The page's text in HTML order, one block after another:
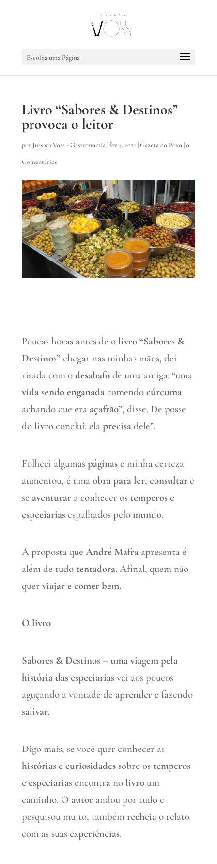
Escolha uma Página
Livro “Sabores & Destinos”
provoca o leitor
por Jussara Voss - Gastronomia|fev 4, 2021 |Gazeta do Povo|0
Comentários
Poucas horas antes de o livro “Sabores &
Destinos” chegar nas minhas mãos, dei
risada com o desabafo de uma amiga: “uma
vida sendo enganadacomendo cúrcuma
achando que eraaçafrão”, disse. De posse
do livroconcluí: ela precisa dele”.
Folheei algumas páginase minha certeza
aumentou, é uma obra para ler, consultar e
se aventurara conhecer os temperos e
especiarias espalhados pelomundo.
A proposta que André Mafraapresenta é
além de tudo tentadora.Afinal, quem não
querviajar e comer bem.
O livro
Sabores & Destinos – uma viagem pela
história das especiariasvai aos poucos
aguçando a vontade de aprendere fazendo
salivar.
Digo mais, se você quer conhecer as
histórias e curiosidadessobre os temperos
e especiariasencontra no livroum
caminho. O autor andou por tudo e
pesquisou muito, tambémrecheiao relato
com as suas experiências.